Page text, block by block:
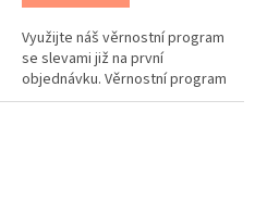
Využijte náš věrnostní program
se slevami již na první
objednávku. Věrnostní program